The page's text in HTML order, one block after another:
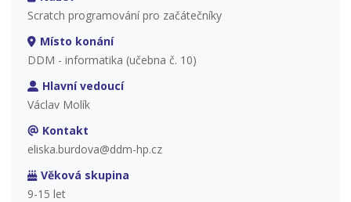
Scratch programování pro začátečníky
Místo konání
DDM - informatika (učebna č. 10)
Hlavní vedoucí
Václav Molík
Kontakt
eliska.burdova@ddm-hp.cz
Věková skupina
9-15 let